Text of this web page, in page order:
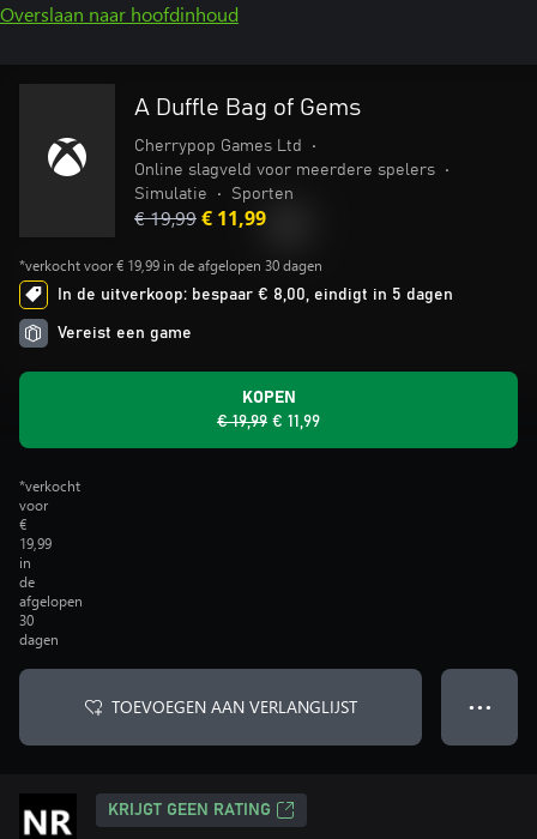
Overslaan naar hoofdinhoud
A Duffle Bag of Gems
Cherrypop Games Ltd
•
Online slagveld voor meerdere spelers
•
Simulatie
• Sporten
€ 19,99€ 11,99
*verkocht voor € 19,99 in de afgelopen 30 dagen
In de uitverkoop: bespaar € 8,00, eindigt in 5 dagen
Vereist een game
KOPEN
€ 19,99 € 11,99
*verkocht
voor
€
19,99
in
de
afgelopen
30
dagen
TOEVOEGEN AAN VERLANGLIJST ● ● ●
KRIJGT GEEN RATING